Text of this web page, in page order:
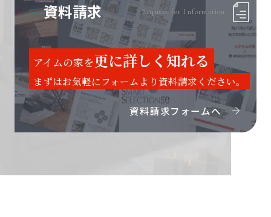
Request for Information
資料請求
アイムの家を更に詳しく知れる
まずはお気軽にフォームより資料請求ください。
資料請求フォームへ